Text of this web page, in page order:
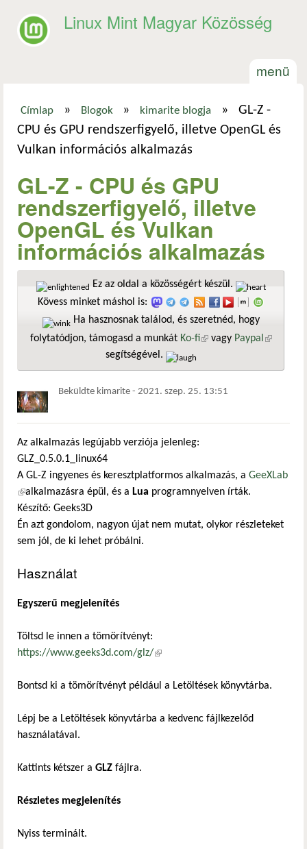
Linux Mint Magyar Közösség
menü
Jelenlegi hely
Címlap » Blogok » kimarite blogja »
GL-Z -
CPU és GPU rendszerfigyelő, illetve OpenGL és
Vulkan információs alkalmazás
GL-Z - CPU és GPU
rendszerfigyelő, illetve
OpenGL és Vulkan
információs alkalmazás
Ez az oldal a közösségért készül.
Kövess minket máshol is:
Ha hasznosnak találod, és szeretnéd, hogy
folytatódjon, támogasd a munkát Ko-fi(külső hivatkozás)
vagy Paypal
segítségével.
Beküldte kimarite - 2021. szep. 25. 13:51
Az alkalmazás legújabb verziója jelenleg:
GLZ_0.5.0.1_linux64
A GL-Z ingyenes és keresztplatformos alkalmazás, a GeeXLab
(külső hivatkozás)
alkalmazásra épül, és a Lua programnyelven írták.
Készítő: Geeks3D
Én azt gondolom, nagyon újat nem mutat, olykor részleteket
sem jól, de ki lehet próbálni.
Használat
Egyszerű megjelenítés
Töltsd le innen a tömörítvényt:
https://www.geeks3d.com/glz/(külső hivatkozás)
Bontsd ki a tömörítvényt például a Letöltések könyvtárba.
Lépj be a Letöltések könyvtárba a kedvenc fájlkezelőd
használatával.
Kattints kétszer a GLZ fájlra.
Részletes megjelenítés
Nyiss terminált.